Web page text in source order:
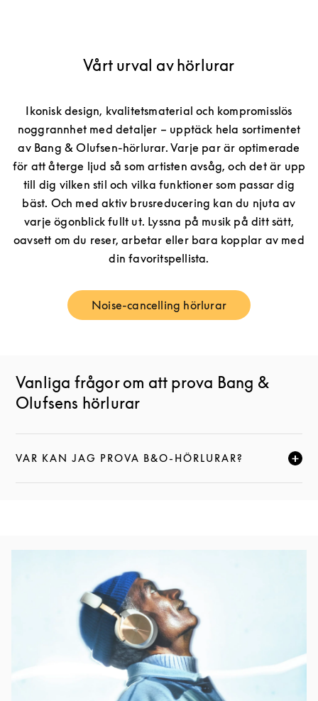
Vårt urval av hörlurar
Ikonisk design, kvalitetsmaterial och kompromisslös
noggrannhet med detaljer – upptäck hela sortimentet
av Bang & Olufsen-hörlurar. Varje par är optimerade
för att återge ljud så som artisten avsåg, och det är upp
till dig vilken stil och vilka funktioner som passar dig
bäst. Och med aktiv brusreducering kan du njuta av
varje ögonblick fullt ut. Lyssna på musik på ditt sätt,
oavsett om du reser, arbetar eller bara kopplar av med
din favoritspellista.
Noise-cancelling hörlurar
Link Opens in New Tab
Vanliga frågor om att prova Bang &
Olufsens hörlurar
VAR KAN JAG PROVA B&O-HÖRLURAR?
KLICKA FÖR ATT EXPANDERA DEN HÄR